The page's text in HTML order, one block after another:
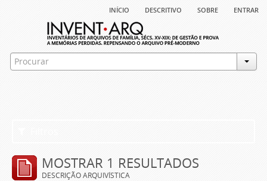
início descritivo sobre entrar
MOSTRAR 1 RESULTADOS
DESCRIÇÃO ARQUIVÍSTICA